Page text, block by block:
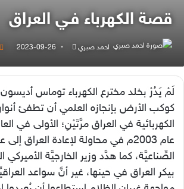
قصة الكهرباء فـي العراق
احمد صبري
أرسل
إلكترونيا
2023-09-26
لَمْ يَدُرْ بخلد مخترع الكهرباء توماس
كوكب الأرض بإنجازه العلمي أن تطفئ
عام 2003م في محاولة لإعادة العراق
الصِّناعيَّة، كما هدَّد وزير الخارجيَّة
بيكر العراق في حينها، غير أنَّ سواعد